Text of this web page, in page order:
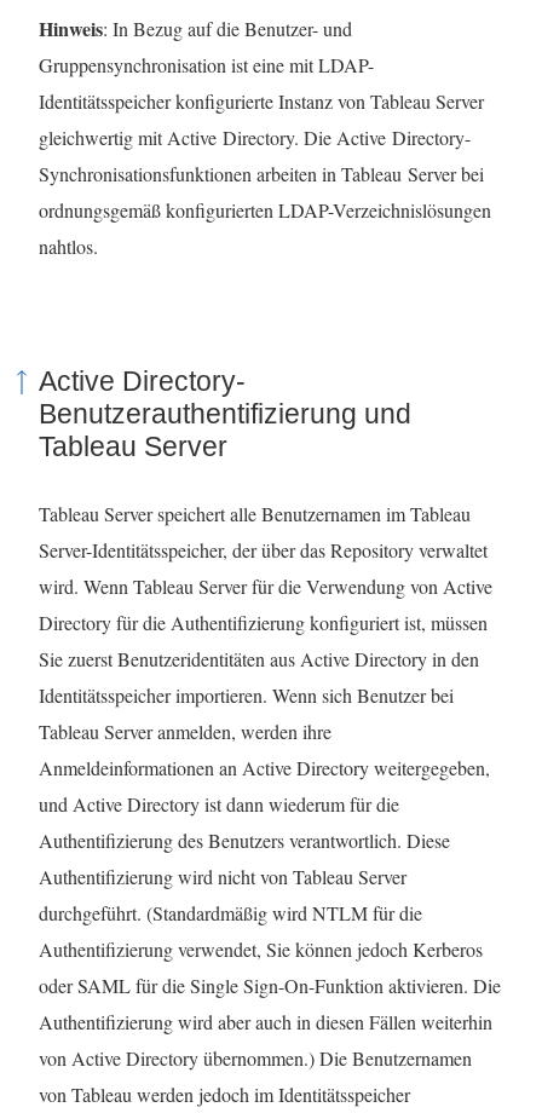
Hinweis: In Bezug auf die Benutzer- und
Gruppensynchronisation ist eine mit LDAP-
Identitätsspeicher konfigurierte Instanz von Tableau Server
gleichwertig mit Active Directory. Die Active Directory-
Synchronisationsfunktionen arbeiten in Tableau Server bei
ordnungsgemäß konfigurierten LDAP-Verzeichnislösungen
nahtlos.
Active Directory-
Benutzerauthentifizierung und
Tableau Server
Tableau Serverspeichert alle Benutzernamen im Tableau
Server-Identitätsspeicher, der über das Repository verwaltet
wird. WennTableau Serverfür die Verwendung von Active
Directory für die Authentifizierung konfiguriert ist, müssen
Sie zuerst Benutzeridentitäten aus Active Directory in den
Identitätsspeicher importieren. Wenn sich Benutzer bei
Tableau Serveranmelden, werden ihre
Anmeldeinformationen an Active Directory weitergegeben,
und Active Directory ist dann wiederum für die
Authentifizierung des Benutzers verantwortlich. Diese
Authentifizierung wird nicht von Tableau Server
durchgeführt. (Standardmäßig wird NTLM für die
Authentifizierung verwendet, Sie können jedoch Kerberos
oder SAML für die Single Sign-On-Funktion aktivieren. Die
Authentifizierung wird aber auch in diesen Fällen weiterhin
von Active Directory übernommen.) Die Benutzernamen
von Tableau werden jedoch im Identitätsspeicher